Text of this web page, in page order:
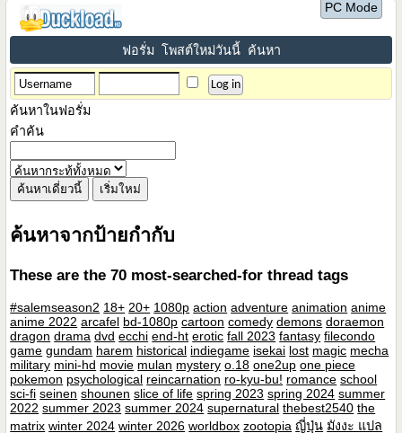
PC Mode
ฟอรั่ม โพสต์ใหม่วันนี้ ค้นหา
ค้นหาในฟอรั่ม
คำค้น
ค้นหาจากป้ายกำกับ
These are the 70 most-searched-for thread tags
#salemseason2 18+ 20+ 1080p action adventure animation anime
anime 2022 arcafel bd-1080p cartoon comedy demons doraemon
dragon drama dvd ecchi end-ht erotic fall 2023 fantasy filecondo
game gundam harem historical indiegame isekai lost magic mecha
military mini-hd movie mulan mystery o.18 one2up one piece
pokemon psychological reincarnation ro-kyu-bu! romance school
sci-fi seinen shounen slice of life spring 2023 spring 2024 summer
2022 summer 2023 summer 2024 supernatural thebest2540 the
matrix winter 2024 winter 2026 worldbox zootopia ญี่ปุ่น มังงะ แปล